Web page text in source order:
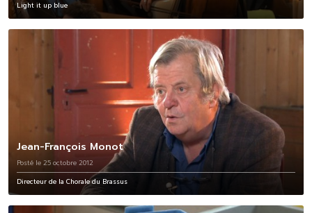
Light it up blue
Jean-François Monot
Posté le 25 octobre 2012
Directeur de la Chorale du Brassus